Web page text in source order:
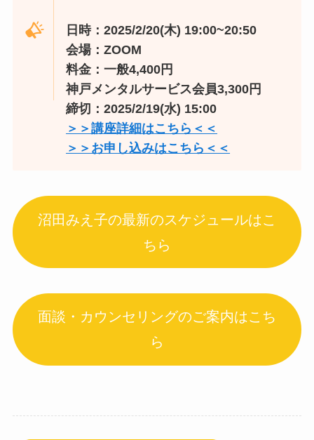
日時：2025/2/20(木) 19:00~20:50
会場：ZOOM
料金：一般4,400円
神戸メンタルサービス会員3,300円
締切：2025/2/19(水) 15:00
＞＞講座詳細はこちら＜＜
＞＞お申し込みはこちら＜＜
沼田みえ子の最新のスケジュールはこ
ちら
面談・カウンセリングのご案内はこち
ら